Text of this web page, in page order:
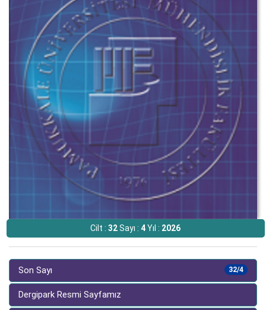
Cilt :32Sayı :4Yıl : 2026
32/4
Son Sayı
Dergipark Resmi Sayfamız